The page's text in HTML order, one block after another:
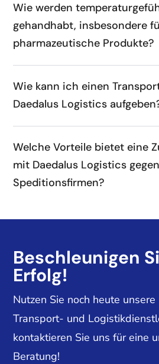
Wie werden
gehandhabt, insbesondere
pharmazeutische Produkte?
Wie kann ich einen
Daedalus Logistics
Welche Vorteile bietet eine
mit Daedalus Logistics
Speditionsfirmen?
Beschleunigen
Erfolg!
Nutzen Sie noch heute
Transport- und
kontaktieren Sie uns für eine
Beratung!